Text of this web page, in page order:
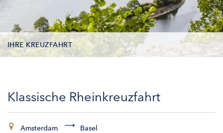
IHRE KREUZFAHRT
KABINEN
Klassische Rheinkreuzfahrt
Amsterdam Basel